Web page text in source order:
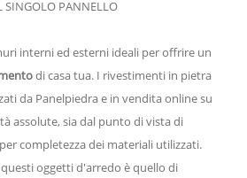
SINGOLO PANNELLO
interni ed esterni ideali per offrire un
di casa tua. I rivestimenti in pietra
da Panelpiedra e in vendita online su
assolute, sia dal punto di vista di
completezza dei materiali utilizzati.
oggetti d'arredo è quello di